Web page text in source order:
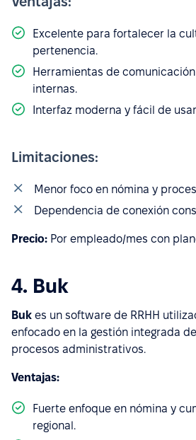
Excelente para fortalecer la
pertenencia.
Herramientas de
internas.
Interfaz moderna y fácil de
Limitaciones:
Menor foco en nómina y
Dependencia de conexión
Precio: Por empleado/mes con
4. Buk
Buk es un software de RRHH
enfocado en la gestión integrada
procesos administrativos.
Ventajas:
Fuerte enfoque en nómina y
regional.